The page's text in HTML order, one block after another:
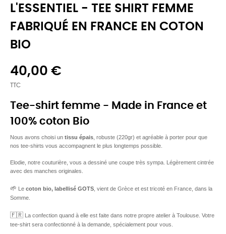
L'ESSENTIEL - TEE SHIRT FEMME
FABRIQUÉ EN FRANCE EN COTON
BIO
40,00 €
TTC
Tee-shirt femme - Made in France et
100% coton Bio
Nous avons choisi un tissu épais , robuste (220gr) et agréable à porter pour que
nos tee-shirts vous accompagnent le plus longtemps possible.
Elodie, notre couturière, vous a dessiné une coupe très sympa. Légèrement cintrée
avec des manches originales.
🌱 Le coton bio, labellisé GOTS , vient de Grèce et est tricoté en France, dans la
Somme.
🇫🇷 La confection quand à elle est faite dans notre propre atelier à Toulouse. Votre
tee-shirt sera confectionné à la demande, spécialement pour vous.